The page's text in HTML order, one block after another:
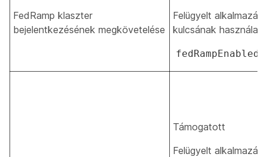
FedRamp klaszter
bejelentkezésének megkövetelése
Felügyelt
kulcsának használata
fedRampEnabled
Támogatott
Felügyelt